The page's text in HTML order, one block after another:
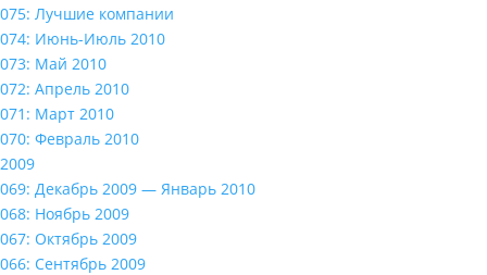
075: Лучшие компании
074: Июнь-Июль 2010
073: Май 2010
072: Апрель 2010
071: Март 2010
070: Февраль 2010
2009
069: Декабрь 2009 — Январь 2010
068: Ноябрь 2009
067: Октябрь 2009
066: Сентябрь 2009